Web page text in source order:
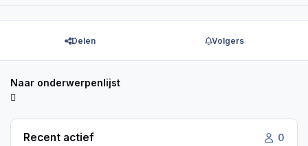
Delen Volgers
Naar onderwerpenlijst
Recent actief 0